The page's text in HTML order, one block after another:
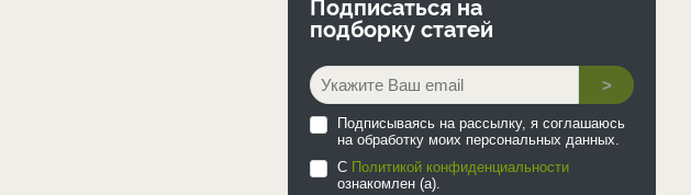
подборку статей
>
Подписываясь на рассылку, я соглашаюсь
на обработку моих персональных данных.
С Политикой конфиденциальности
ознакомлен (а).